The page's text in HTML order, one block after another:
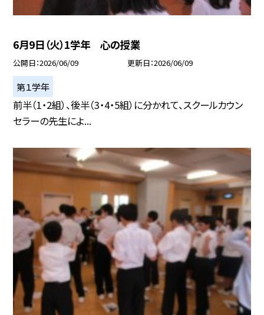
6月9日（火）1学年 心の授業
公開日 2026/06/09 更新日 2026/06/09
第１学年
前半（1・2組）、後半（3・4・5組）に分かれて、スクールカウン
セラーの先生によ...